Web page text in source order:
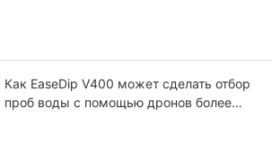
Как EaseDip V400 может сделать отбор
проб воды с помощью дронов более